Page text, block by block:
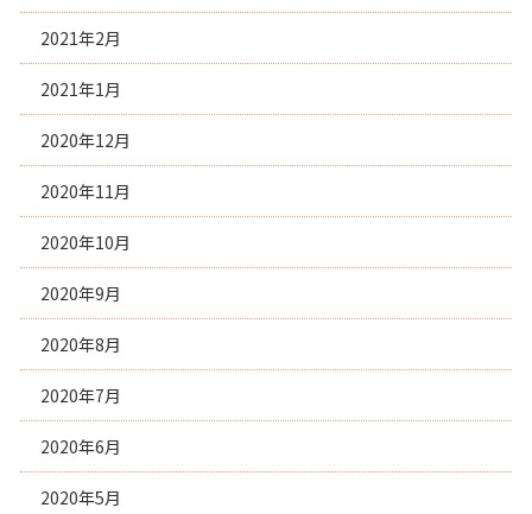
2021年2月
2021年1月
2020年12月
2020年11月
2020年10月
2020年9月
2020年8月
2020年7月
2020年6月
2020年5月